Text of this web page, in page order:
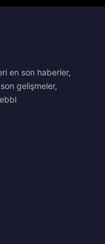
en son haberler,
gelişmeler,